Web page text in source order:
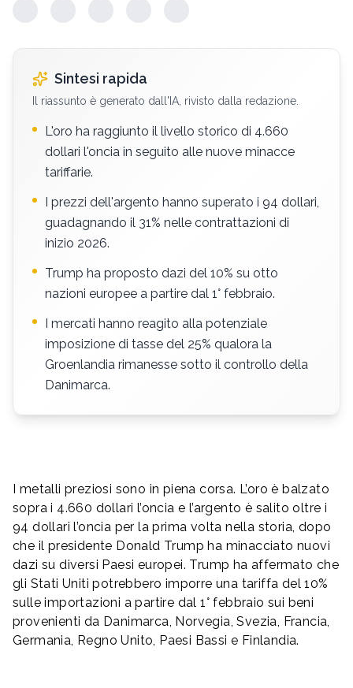
Sintesi rapida
Il riassunto è generato dall'IA, rivisto dalla redazione.
L'oro ha raggiunto il livello storico di 4.660
dollari l'oncia in seguito alle nuove minacce
tariffarie.
I prezzi dell'argento hanno superato i 94 dollari,
guadagnando il 31% nelle contrattazioni di
inizio 2026.
Trump ha proposto dazi del 10% su otto
nazioni europee a partire dal 1° febbraio.
I mercati hanno reagito alla potenziale
imposizione di tasse del 25% qualora la
Groenlandia rimanesse sotto il controllo della
Danimarca.
I metalli preziosi sono in piena corsa. L’oro è balzato
sopra i 4.660 dollari l’oncia e l’argento è salito oltre i
94 dollari l’oncia per la prima volta nella storia, dopo
che il presidente Donald Trump ha minacciato nuovi
dazi su diversi Paesi europei. Trump ha affermato che
gli Stati Uniti potrebbero imporre una tariffa del 10%
sulle importazioni a partire dal 1° febbraio sui beni
provenienti da Danimarca, Norvegia, Svezia, Francia,
Germania, Regno Unito, Paesi Bassi e Finlandia.